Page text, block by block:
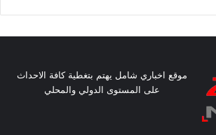
موقع اخباري شامل يهتم بتغطية كافة الاحداث
على المستوى الدولي والمحلي